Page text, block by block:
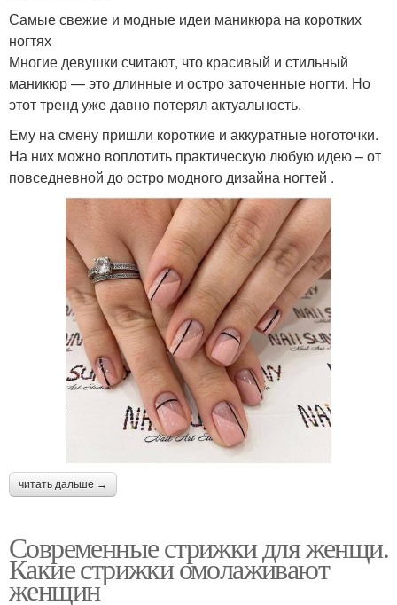
Самые свежие и модные идеи маникюра на коротких
ногтях
Многие девушки считают, что красивый и стильный
маникюр — это длинные и остро заточенные ногти. Но
этот тренд уже давно потерял актуальность.
Ему на смену пришли короткие и аккуратные ноготочки.
На них можно воплотить практическую любую идею – от
повседневной до остро модного дизайна ногтей .
читать дальше →
Современные стрижки для женщи.
Какие стрижки омолаживают
женщин